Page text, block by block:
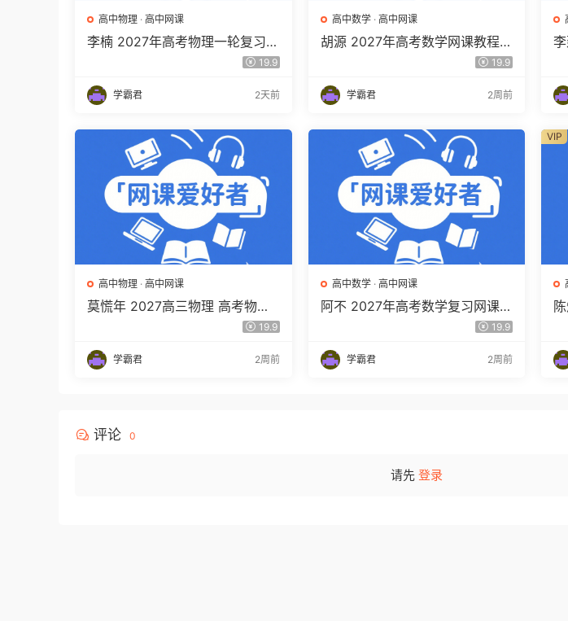
高中物理 · 高中网课
李楠 2027年高考物理一轮复习网
课教程 高三物理 上学期暑假班视
19.9
学霸君 2天前
高中数学· 高中网课
胡源 2027年高考数学网课教程
高三数学 一轮复习暑假班视频教
19.9
学霸君 2周前
高中物理 · 高中网课
莫慌年 2027高三物理 高考物理
19.9
学霸君 2周前
高中数学· 高中网课
阿不 2027年高考数学复习网课教
程 高三数学 一轮复习视频教程19.9
学霸君 2周前
VIP
评论 0
请先 登录